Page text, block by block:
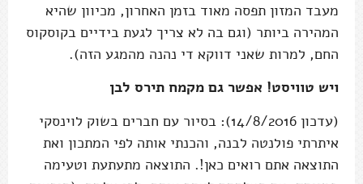
מעבד המזון תפסה מאוד בזמן האחרון, מכיוון שהיא
המהירה ביותר (וגם בה לא צריך לגעת בידיים בקוסקוס
החם, למרות שאני דווקא די נהנה מהמגע הזה).
ויש טוויסט! אפשר גם מקמח תירס לבן
(עדכון 14/8/2016): בסיור עם חברים בשוק לוינסקי
איתרתי פולנטה לבנה, והכנתי אותה לפי המתכון ואת
התוצאה אתם רואים כאן!. התוצאה מתעתעת וטעימה